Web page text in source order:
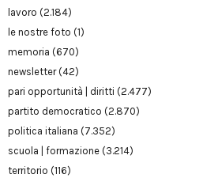
lavoro (2.184)
le nostre foto (1)
memoria (670)
newsletter(42)
pari opportunità | diritti (2.477)
partito democratico (2.870)
politica italiana (7.352)
scuola | formazione (3.214)
territorio (116)